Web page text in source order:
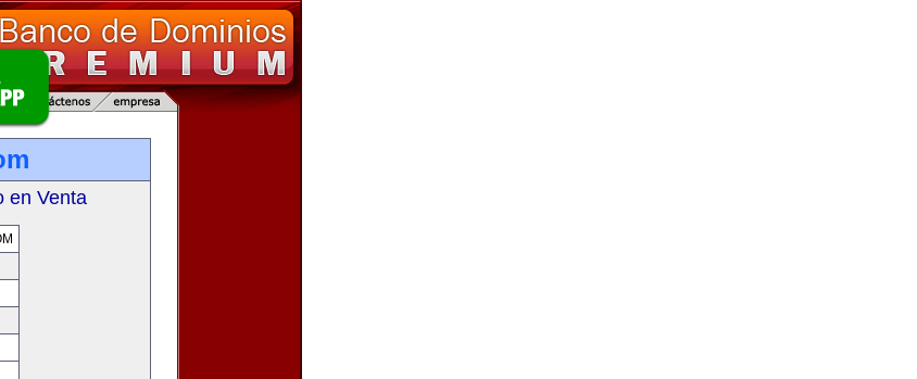
en Venta